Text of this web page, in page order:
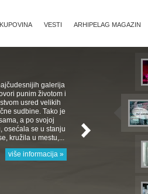
ARHIPELAG MAGAZIN
VESTI
KUPOVINA
galerija
punim životom i
usred velikih
sudbine. Tako je
a po svojoj
osećala se u stanju
kružila u mestu,...
više informacija »